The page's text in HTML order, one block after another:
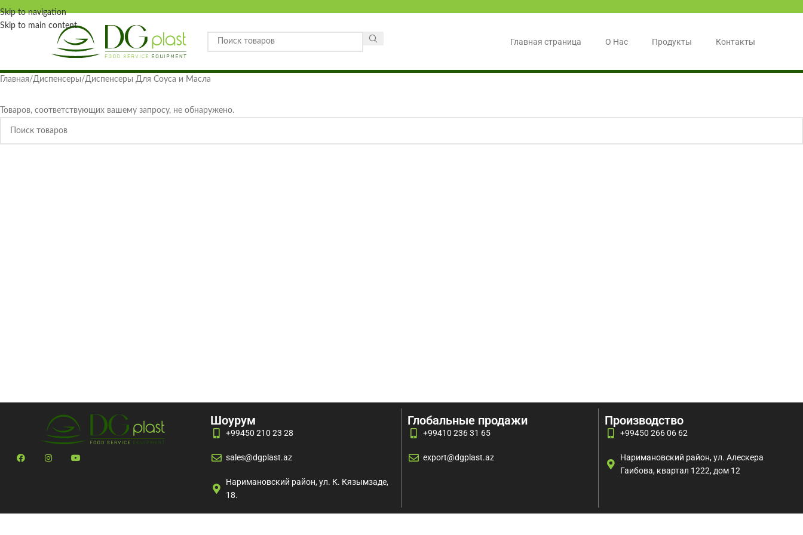
Skip to navigation
Skip to main content
Главная страница О Нас Продукты Контакты
Главная Диспенсеры Диспенсеры Для Соуса и Масла
Товаров, соответствующих вашему запросу, не обнаружено.
Шоурум
+99450 210 23 28
sales@dgplast.az
Наримановский район, ул. К. Кязымзаде,
18.
Глобальные продажи
+99410 236 31 65
export@dgplast.az
Производство
+99450 266 06 62
Наримановский район, ул. Алескера
Гаибова, квартал 1222, дом 12